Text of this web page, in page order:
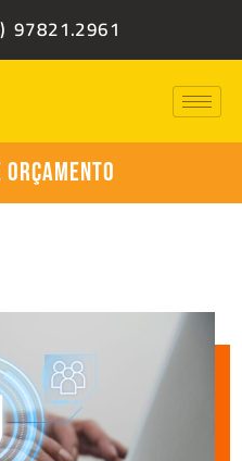
97821.2961